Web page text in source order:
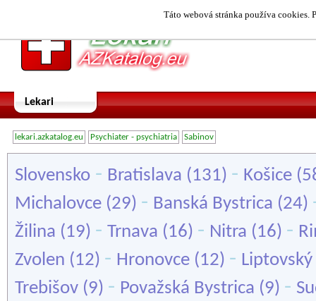
Táto webová stránka používa cookies.
Lekari
lekari.azkatalog.eu Psychiater - psychiatria Sabinov
Slovensko - Bratislava (131) - Košice
Michalovce (29) - Banská Bystrica (24)
Žilina (19) - Trnava (16) - Nitra (16) -
Zvolen (12) - Hronovce (12) -
Trebišov (9) - Považská Bystrica (9) -